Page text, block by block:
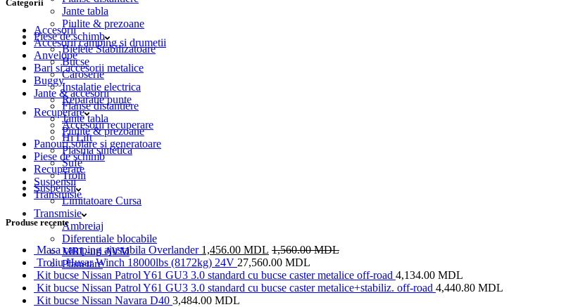
Jante tabla
Piulite & prezoane
Piese de schimb
Bielete Stabilizatoare
Bucse
Caroserie
Instalatie electrica
Reparatie punte
Recuperare
Accesorii recuperare
Hi Lift
Plasma sintetica
Sufe
Trolii
Suspensii
Limitatoare Cursa
Transmisie
Ambreiaj
Diferentiale blocabile
MRL-uri AVM
Planetare
Categorii
Accesorii
Accesorii camping si drumetii
Anvelope
Bari si accesorii metalice
Buggy
Jante & accesorii
Flanse distantiere
Jante tabla
Piulite & prezoane
Panouri solare si generatoare
Piese de schimb
Recuperare
Suspensii
Transmisie
Produse recente
Masa camping ajustabila Overlander 1,456.00 MDL 1,560.00MDL
Troliu Husar Winch 18000lbs (8172kg) 24V 27,560.00 MDL
Kit bucse Nissan Patrol Y61 GU3 3.0 standard cu bucse caster metalice off-road 4,134.00 MDL
Kit bucse Nissan Patrol Y61 GU3 3.0 standard cu bucse caster metalice+stabiliz. off-road 4,440.80 MDL
Kit bucse Nissan Navara D40 3,484.00 MDL